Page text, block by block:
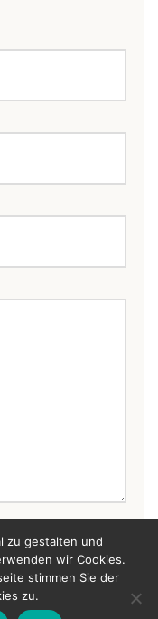
zu gestalten und
wir Cookies.
stimmen Sie der
zu.